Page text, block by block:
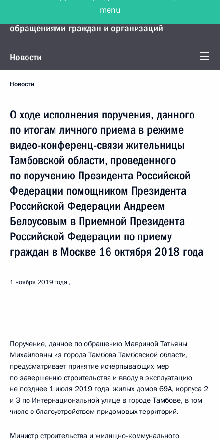
Управление Президента по работе с
обращениями граждан и организаций
Новости
Новости
О ходе исполнения поручения, данного
по итогам личного приема в режиме
видео-конференц-связи жительницы
Тамбовской области, проведенного
по поручению Президента Российской
Федерации помощником Президента
Российской Федерации Андреем
Белоусовым в Приемной Президента
Российской Федерации по приему
граждан в Москве 16 октября 2018 года
1 ноября 2019 года
Поручение, данное по обращению Мавриной Татьяны
Михайловны из города Тамбова Тамбовской области,
предусматривает принятие исчерпывающих мер
по завершению строительства и вводу в эксплуатацию,
не позднее 1 июля 2019 года, жилых домов 69А, корпуса 2
и 3 по Интернациональной улице в городе Тамбове, в том
числе с благоустройством придомовых территорий.
Министр строительства и жилищно-коммунального
menu